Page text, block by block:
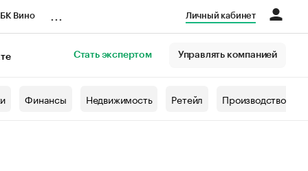
Вино Личный кабинет
Стать экспертом Управлять компанией
Финансы Недвижимость Ретейл Производство